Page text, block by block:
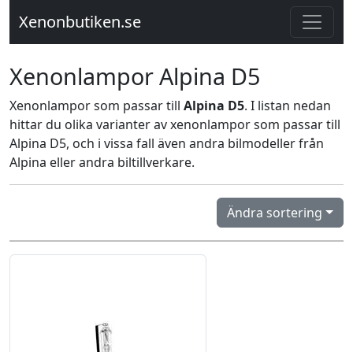
Xenonbutiken.se
Xenonlampor Alpina D5
Xenonlampor som passar till Alpina D5. I listan nedan
hittar du olika varianter av xenonlampor som passar till
Alpina D5, och i vissa fall även andra bilmodeller från
Alpina eller andra biltillverkare.
Ändra sortering